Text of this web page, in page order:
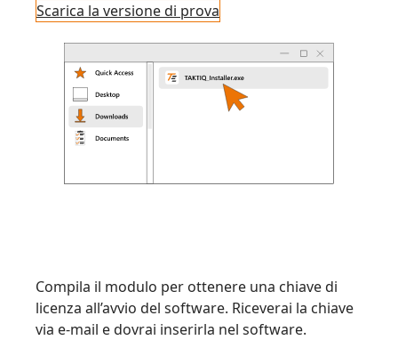
Scarica la versione di prova
Compila il modulo per ottenere una chiave di
licenza all’avvio del software. Riceverai la chiave
via e-mail e dovrai inserirla nel software.